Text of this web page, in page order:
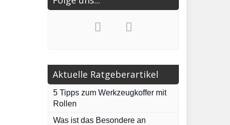
Aktuelle Ratgeberartikel
5 Tipps zum Werkzeugkoffer mit
Rollen
Was ist das Besondere an